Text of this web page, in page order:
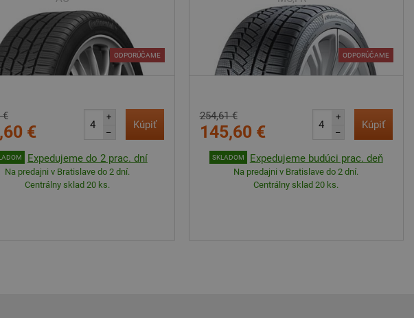
ODPORÚČAME
€
€
+
–
Kúpiť
Expedujeme do 2 prac. dní
Na predajni v Bratislave do 2 dní.
Centrálny sklad 20 ks.
ODPORÚČAME
254,61 €
145,60 €
+
–
Kúpiť
SKLADOM Expedujeme budúci prac. deň
Na predajni v Bratislave do 2 dní.
Centrálny sklad 20 ks.